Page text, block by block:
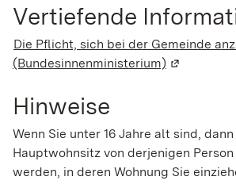
Vertiefende
Die Pflicht, sich bei der Gemeinde
(Bundesinnenministerium) (Wird in
Hinweise
Wenn Sie unter 16 Jahre alt sind,
Hauptwohnsitz von derjenigen
werden, in deren Wohnung Sie